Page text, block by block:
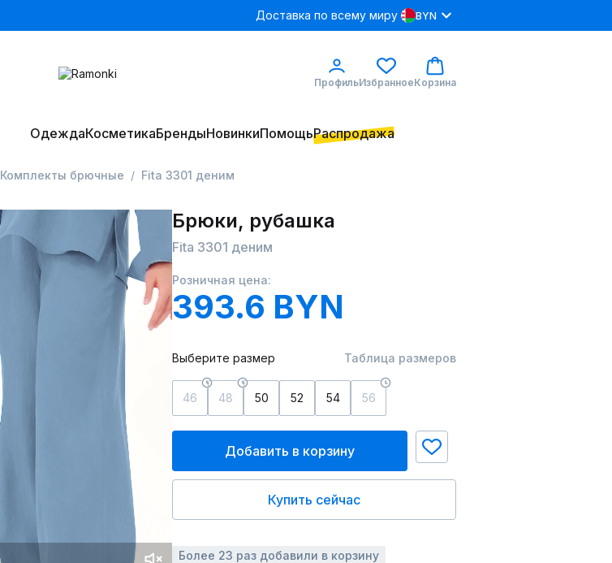
Доставка по всему миру BYN
ПрофильИзбранноеКорзина
ОдеждаКосметикаБрендыНовинкиПомощьРаспродажа
Комплекты брючные Fita 3301 деним
Брюки, рубашка
Fita 3301 деним
Розничная цена:
393.6 BYN
Выберите размер Таблица размеров
46 48 50 52 54 56
Добавить в корзину
Купить сейчас
Более 23 раз добавили в корзину